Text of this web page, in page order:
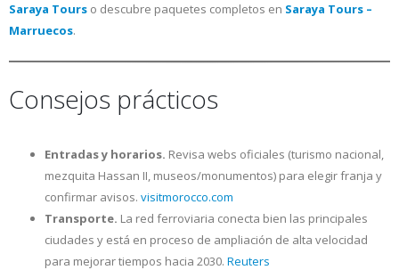
Saraya Tours o descubre paquetes completos en Saraya Tours –
Marruecos.
Consejos prácticos
Entradas y horarios. Revisa webs oficiales (turismo nacional,
mezquita Hassan II, museos/monumentos) para elegir franja y
confirmar avisos. visitmorocco.com
Transporte. La red ferroviaria conecta bien las principales
ciudades y está en proceso de ampliación de alta velocidad
para mejorar tiempos hacia 2030. Reuters